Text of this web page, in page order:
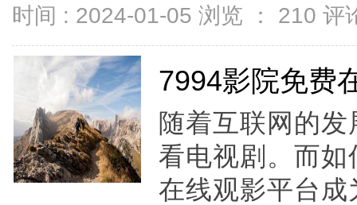
时间 : 2024-01-05 浏览 ： 210 评
7994影院免费
随着互联网的
看电视剧。而
在线观影平台